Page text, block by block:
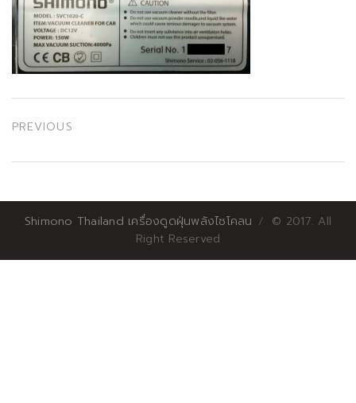
PREVIOUS
Shimono Thailand เครื่องดูดฝุ่นพลังไซโคลน
© 2017. All
Right Reserved